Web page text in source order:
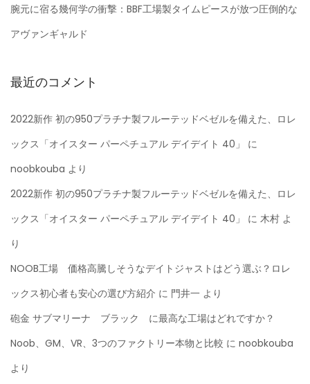
腕元に宿る幾何学の衝撃：BBF工場製タイムピースが放つ圧倒的な
アヴァンギャルド
最近のコメント
2022新作 初の950プラチナ製フルーテッドベゼルを備えた、ロレ
ックス「オイスター パーペチュアル デイデイト 40」
に
noobkouba より
2022新作 初の950プラチナ製フルーテッドベゼルを備えた、ロレ
ックス「オイスター パーペチュアル デイデイト 40」
に 木村 よ
り
NOOB工場 価格高騰しそうなデイトジャストはどう選ぶ？ロレ
ックス初心者も安心の選び方紹介 に 門井一 より
砲金 サブマリーナ ブラック に最高な工場はどれですか？
Noob、GM、VR、3つのファクトリー本物と比較 に noobkouba
より